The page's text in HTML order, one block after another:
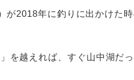
が2018年に釣りに出かけた
を越えれば、すぐ山中湖だ